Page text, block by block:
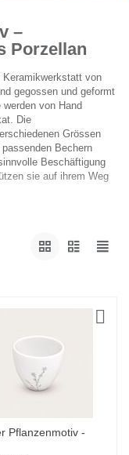
–
Porzellan
von
gegossen und geformt
von Hand
Die
Grössen
Bechern
Beschäftigung
sie auf ihrem Weg
Pflanzenmotiv -